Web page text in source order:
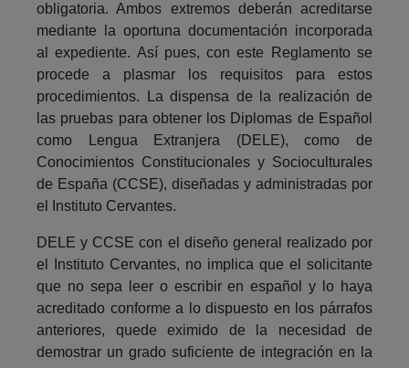
obligatoria. Ambos extremos deberán acreditarse
mediante la oportuna documentación incorporada
al expediente. Así pues, con este Reglamento se
procede a plasmar los requisitos para estos
procedimientos. La dispensa de la realización de
las pruebas para obtener los Diplomas de Español
como Lengua Extranjera (DELE), como de
Conocimientos Constitucionales y Socioculturales
de España (CCSE), diseñadas y administradas por
el Instituto Cervantes.
DELE y CCSE con el diseño general realizado por
el Instituto Cervantes, no implica que el solicitante
que no sepa leer o escribir en español y lo haya
acreditado conforme a lo dispuesto en los párrafos
anteriores, quede eximido de la necesidad de
demostrar un grado suficiente de integración en la